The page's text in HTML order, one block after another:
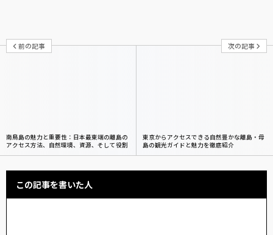
前の記事
南鳥島の魅力と重要性：日本最東端の離島の
アクセス方法、自然環境、資源、そして役割
次の記事
東京からアクセスできる自然豊かな離島・母
島の観光ガイドと魅力を徹底紹介
この記事を書いた人